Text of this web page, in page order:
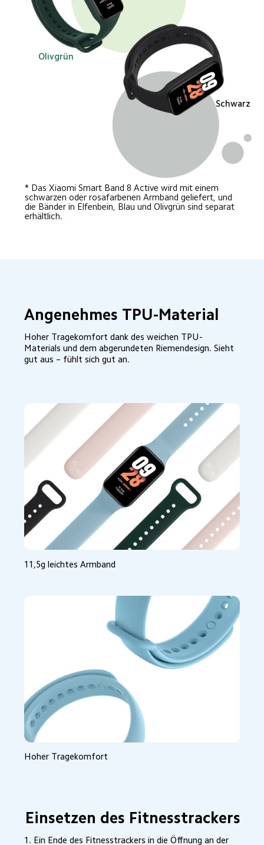
Olivgrün
Schwarz
* Das Xiaomi Smart Band 8 Active wird mit einem
schwarzen oder rosafarbenen Armband geliefert, und
die Bänder in Elfenbein, Blau und Olivgrün sind separat
erhältlich.
Angenehmes TPU-Material
Hoher Tragekomfort dank des weichen TPU-
Materials und dem abgerundeten Riemendesign. Sieht
gut aus – fühlt sich gut an.
11,5g leichtes Armband
Hoher Tragekomfort
Einsetzen des Fitnesstrackers
1. Ein Ende des Fitnesstrackers in die Öffnung an der